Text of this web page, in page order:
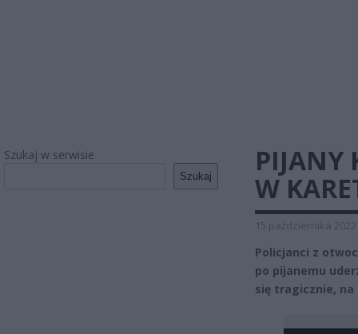
Szukaj w serwisie
Szukaj
PIJANY
W
15 października 2022
Policjanci z
po pijanemu
się tragicznie, na